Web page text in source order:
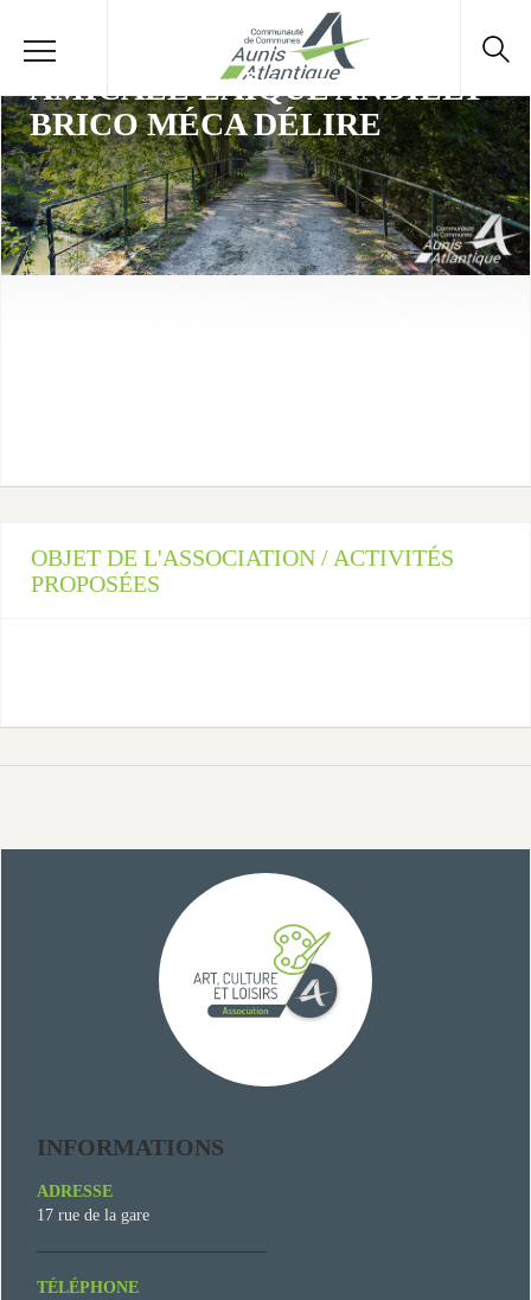
AMICALE LAÏQUE ANDILLY -
BRICO MÉCA DÉLIRE
OBJET DE L'ASSOCIATION / ACTIVITÉS
PROPOSÉES
INFORMATIONS
ADRESSE
17 rue de la gare
TÉLÉPHONE